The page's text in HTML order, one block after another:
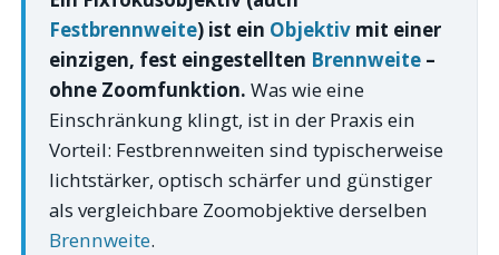
Festbrennweite) ist ein Objektivmit einer
einzigen, fest eingestellten Brennweite–
ohne Zoomfunktion. Was wie eine
Einschränkung klingt, ist in der Praxis ein
Vorteil: Festbrennweiten sind typischerweise
lichtstärker, optisch schärfer und günstiger
als vergleichbare Zoomobjektive derselben
Brennweite.